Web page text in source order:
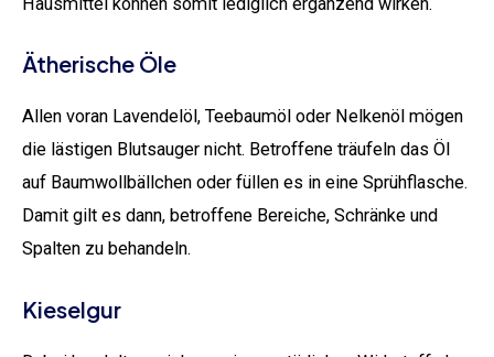
Ätherische Öle
Allen voran Lavendelöl, Teebaumöl oder Nelkenöl mögen
die lästigen Blutsauger nicht. Betroffene träufeln das Öl
auf Baumwollbällchen oder füllen es in eine Sprühflasche.
Damit gilt es dann, betroffene Bereiche, Schränke und
Spalten zu behandeln.
Kieselgur